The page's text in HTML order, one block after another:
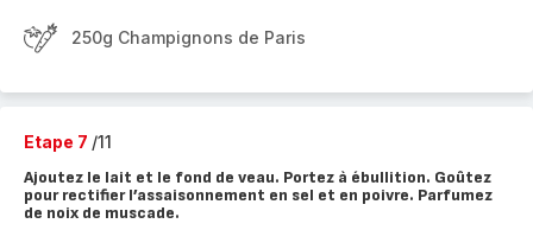
250g Champignons de Paris
Etape 7 /11
Ajoutez le lait et le fond de veau. Portez à ébullition. Goûtez
pour rectifier l’assaisonnement en sel et en poivre. Parfumez
de noix de muscade.